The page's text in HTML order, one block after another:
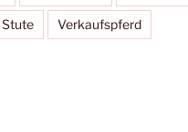
Stute Verkaufspferd